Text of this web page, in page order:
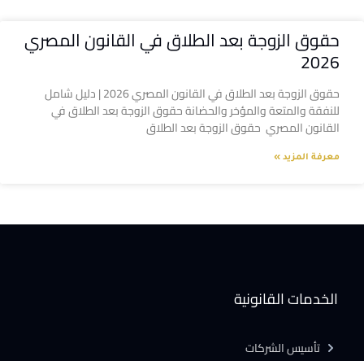
حقوق الزوجة بعد الطلاق في القانون المصري
2026
حقوق الزوجة بعد الطلاق في القانون المصري 2026 | دليل شامل
للنفقة والمتعة والمؤخر والحضانة حقوق الزوجة بعد الطلاق في
القانون المصري حقوق الزوجة بعد الطلاق
معرفة المزيد »
الخدمات القانونية
تأسيس الشركات